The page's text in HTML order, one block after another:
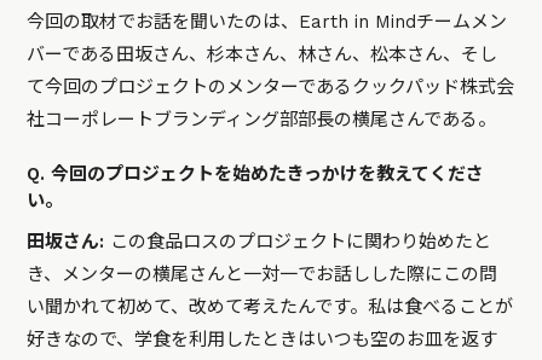
今回の取材でお話を聞いたのは、Earth in Mindチームメン
バーである田坂さん、杉本さん、林さん、松本さん、そし
て今回のプロジェクトのメンターであるクックパッド株式会
社コーポレートブランディング部部長の横尾さんである。
Q. 今回のプロジェクトを始めたきっかけを教えてくださ
い。
田坂さん: この食品ロスのプロジェクトに関わり始めたと
き、メンターの横尾さんと一対一でお話しした際にこの問
い聞かれて初めて、改めて考えたんです。私は食べることが
好きなので、学食を利用したときはいつも空のお皿を返す